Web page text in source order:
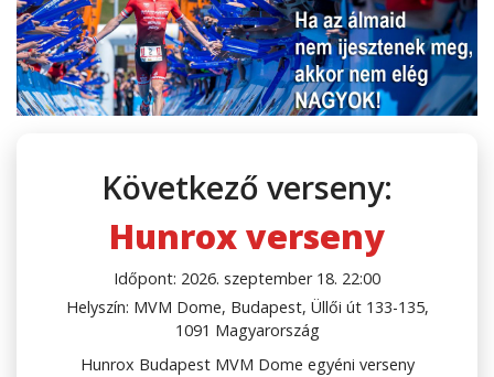
Következő verseny:
Hunrox verseny
Időpont: 2026. szeptember 18. 22:00
Helyszín: MVM Dome, Budapest, Üllői út 133-135,
1091 Magyarország
Hunrox Budapest MVM Dome egyéni verseny